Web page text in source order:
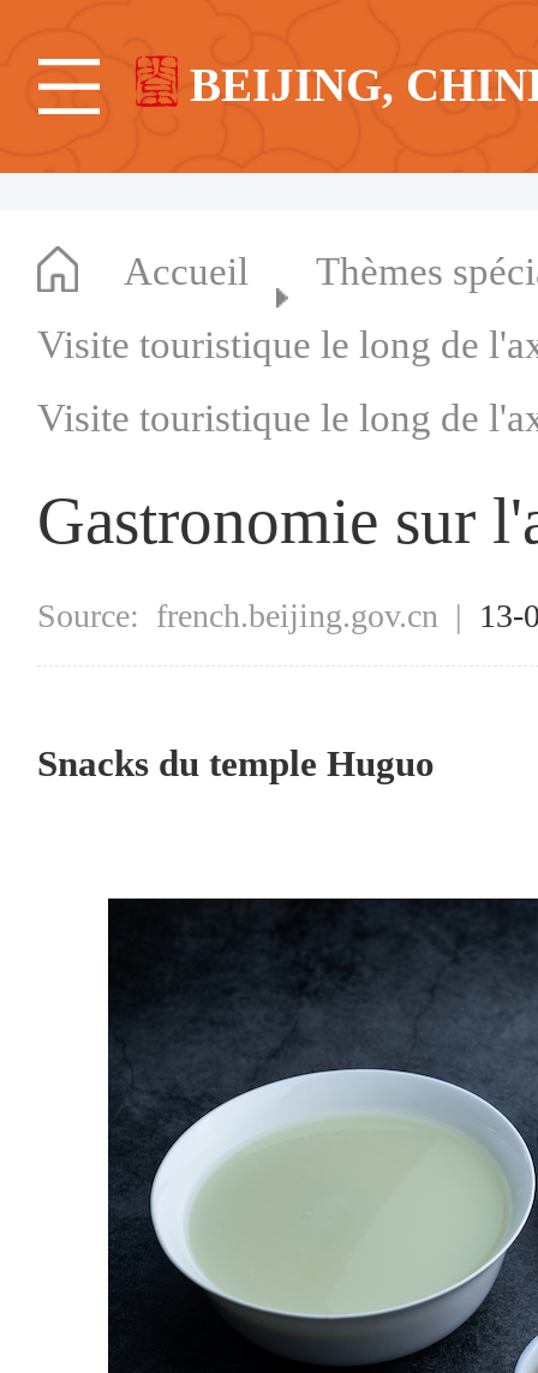
BEIJING,
Accueil
Thèmes
Visite touristique le long de
Visite touristique le long de
Gastronomie sur
Source: french.beijing.gov.cn |
Snacks du temple Huguo